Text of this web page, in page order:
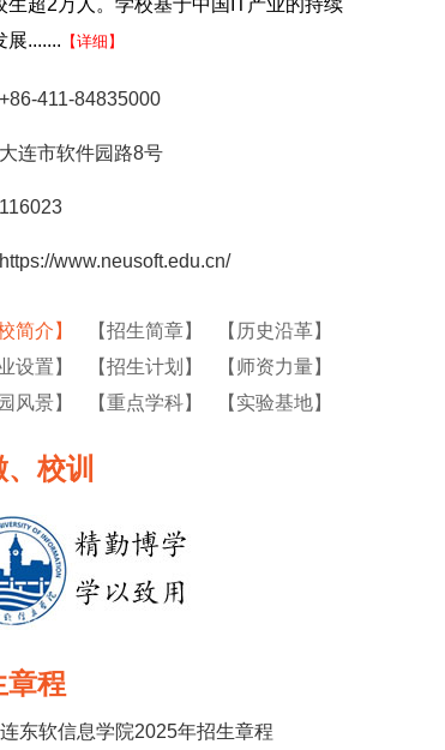
生超2万人。学校基于中国IT产业的持续
展....... 【详细】
+86-411-84835000
大连市软件园路8号
116023
https://www.neusoft.edu.cn/
简介】 【招生简章】
【历史沿革】
设置】
【招生计划】
【师资力量】
风景】
【重点学科】 【实验基地】
校训
章程
东软信息学院2025年招生章程